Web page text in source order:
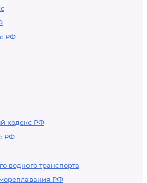
РФ
кодекс РФ
РФ
водного транспорта
РФ